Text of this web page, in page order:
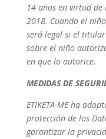
14 años en virtud
2018. Cuando el
será legal si el
sobre el niño
en que lo autorice.
MEDIDAS DE
ETIKETA-ME ha
protección de los
garantizar la